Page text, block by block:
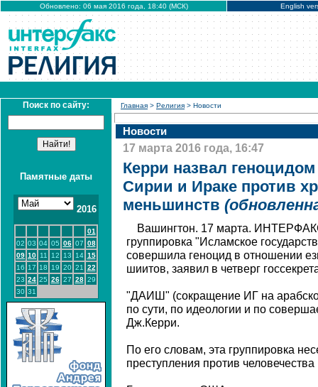
Обновлено: 06 мая 2016 года, 18:40 (МСК) English
Поиск по сайту:
Памятные даты
2016
01
02 03 04 05 06 07 08
09 10 11 12 13 14 15
16 17 18 19 20 21
22
23 24 25 26 27 28 29
30 31
Главная > Религия > Новости
Новости
17 марта 2016 года, 16:47
Керри назвал
Сирии и Ираке против
меньшинств
Вашингтон. 17 марта.
группировка "Исламское
совершила геноцид в отношении
шиитов, заявил в четверг
"ДАИШ" (сокращение ИГ на
по сути, по идеологии и по
Дж.Керри.
По его словам, эта группировка
преступления против человечества